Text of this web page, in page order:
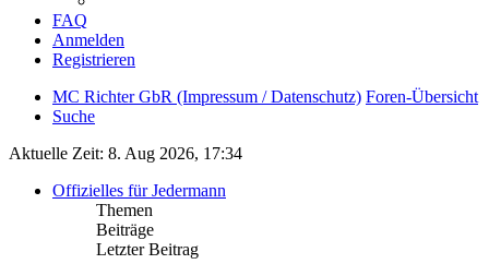
FAQ
Anmelden
Registrieren
MC Richter GbR (Impressum / Datenschutz) Foren-Übersicht
Suche
Aktuelle Zeit: 8. Aug 2026, 17:34
Offizielles für Jedermann
Themen
Beiträge
Letzter Beitrag